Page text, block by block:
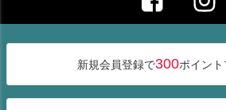
新規会員登録で300ポイント